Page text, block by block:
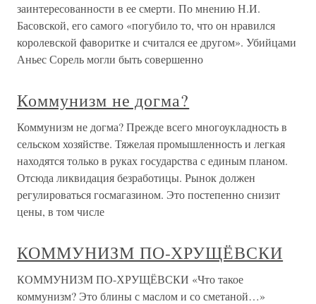
заинтересованности в ее смерти. По мнению Н.И.
Басовской, его самого «погубило то, что он нравился
королевской фаворитке и считался ее другом». Убийцами
Аньес Сорель могли быть совершенно
Коммунизм не догма?
Коммунизм не догма? Прежде всего многоукладность в
сельском хозяйстве. Тяжелая промышленность и легкая
находятся только в руках государства с единым планом.
Отсюда ликвидация безработицы. Рынок должен
регулироваться госмагазином. Это постепенно снизит
цены, в том числе
КОММУНИЗМ ПО-ХРУЩЁВСКИ
КОММУНИЗМ ПО-ХРУЩЁВСКИ «Что такое
коммунизм? Это блины с маслом и со сметаной…»